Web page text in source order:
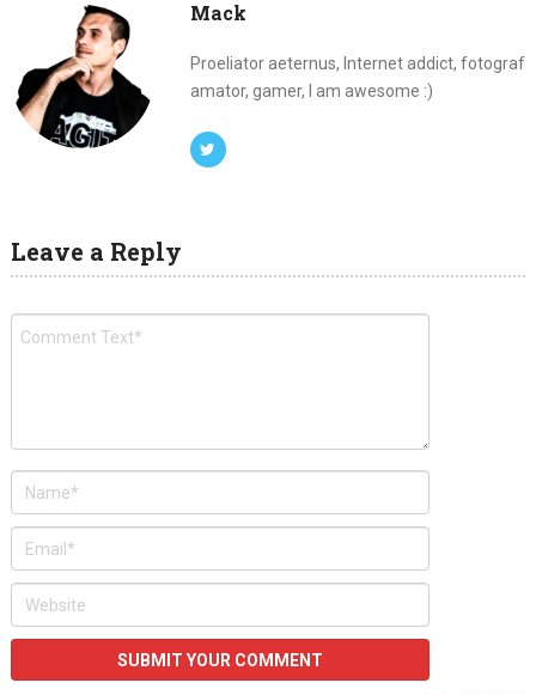
Mack
Proeliator aeternus, Internet addict, fotograf
amator, gamer, I am awesome :)
Leave a Reply